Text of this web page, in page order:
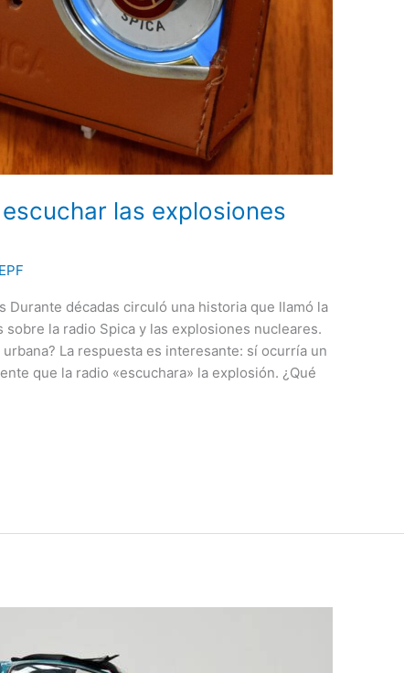
las explosiones
Durante décadas circuló una historia que llamó la
la radio Spica y las explosiones nucleares.
La respuesta es interesante: sí ocurría un
que la radio «escuchara» la explosión. ¿Qué